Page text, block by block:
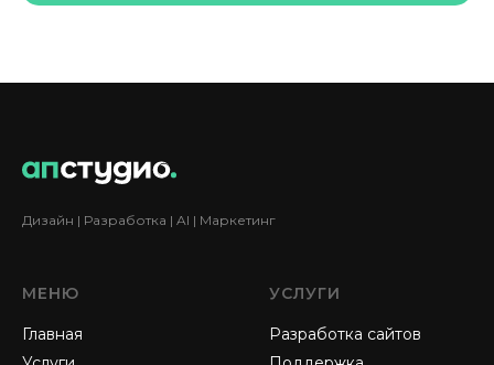
Дизайн | Разработка | AI | Маркетинг
МЕНЮ
Главная
УСЛУГИ
Разработка сайтов